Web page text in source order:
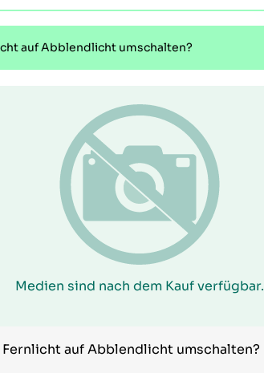
auf Abblendlicht umschalten?
Medien sind nach dem Kauf verfügbar.
Fernlicht auf Abblendlicht umschalten?